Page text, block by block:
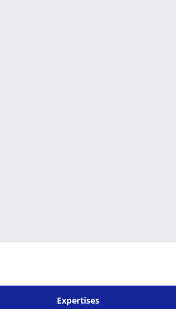
Expertises